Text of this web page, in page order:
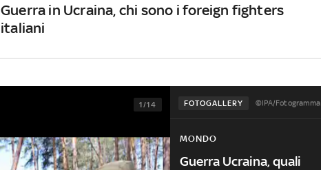
Guerra in Ucraina, chi sono i foreign fighters
italiani
FOTOGALLERY ©IPA/Fotogramma
1/14
MONDO
Guerra Ucraina, quali